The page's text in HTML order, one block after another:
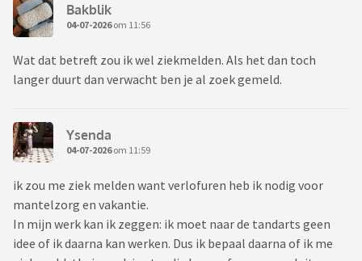
Bakblik
04-07-2026om 11:56
Wat dat betreft zou ik wel ziekmelden. Als het dan toch
langer duurt dan verwacht ben je al zoek gemeld.
Ysenda
04-07-2026om 11:59
ik zou me ziek melden want verlofuren heb ik nodig voor
mantelzorg en vakantie.
In mijn werk kan ik zeggen: ik moet naar de tandarts geen
idee of ik daarna kan werken. Dus ik bepaal daarna of ik me